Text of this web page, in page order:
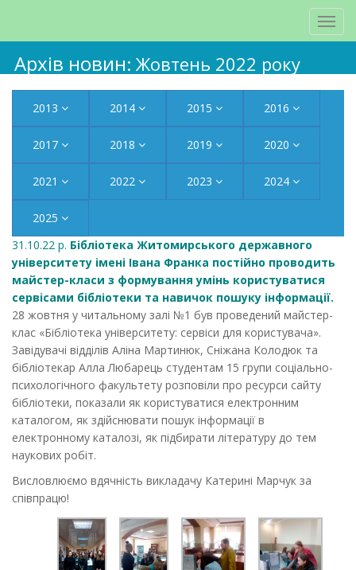
Архів новин: Жовтень 2022 року
2013 2014 2015 2016
2017 2018 2019 2020
2021 2022 2023 2024
2025
31.10.22 р. Бібліотека Житомирського державного
університету імені Івана Франка постійно проводить
майстер-класи з формування умінь користуватися
сервісами бібліотеки та навичок пошуку інформації.
28 жовтня у читальному залі №1 був проведений майстер-
клас «Бібліотека університету: сервіси для користувача».
Завідувачі відділів Аліна Мартинюк, Сніжана Колодюк та
бібліотекар Алла Любарець студентам 15 групи соціально-
психологічного факультету розповіли про ресурси сайту
бібліотеки, показали як користуватися електронним
каталогом, як здійснювати пошук інформації в
електронному каталозі, як підбирати літературу до тем
наукових робіт.
Висловлюємо вдячність викладачу Катерині Марчук за
співпрацю!